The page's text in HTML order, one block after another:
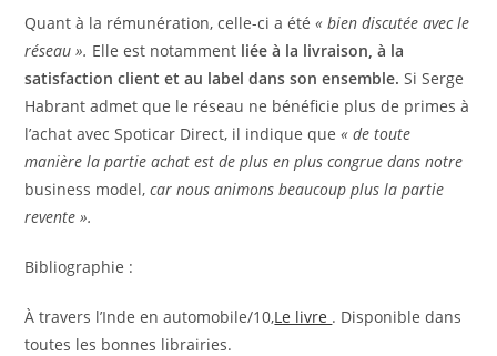
Quant à la rémunération, celle-ci a été« bien discutée avec le
réseau ». Elle est notamment liée à la livraison, à la
satisfaction client et au label dans son ensemble. Si Serge
Habrant admet que le réseau ne bénéficie plus de primes à
l’achat avec Spoticar Direct, il indique que« de toute
manière la partie achat est de plus en plus congrue dans notre
business model, car nous animons beaucoup plus la partie
revente ».
Bibliographie :
À travers l’Inde en automobile/10,Le livre . Disponible dans
toutes les bonnes librairies.